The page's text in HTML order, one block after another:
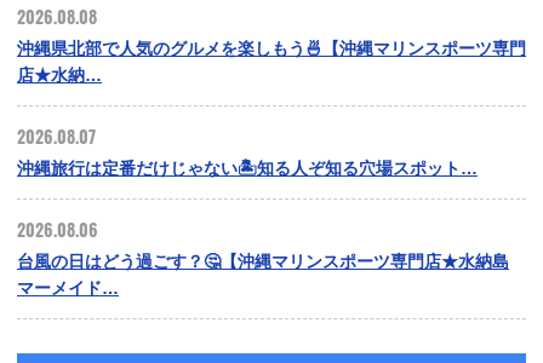
2026.08.08
沖縄県北部で人気のグルメを楽しもう🍜【沖縄マリンスポーツ専門
店★水納…
2026.08.07
沖縄旅行は定番だけじゃない🏝️知る人ぞ知る穴場スポット…
2026.08.06
台風の日はどう過ごす？🤔【沖縄マリンスポーツ専門店★水納島
マーメイド…